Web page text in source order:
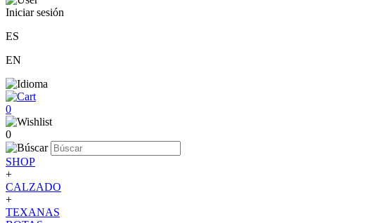
Iniciar sesión
ES
EN
0
0
SHOP
+
CALZADO
+
TEXANAS